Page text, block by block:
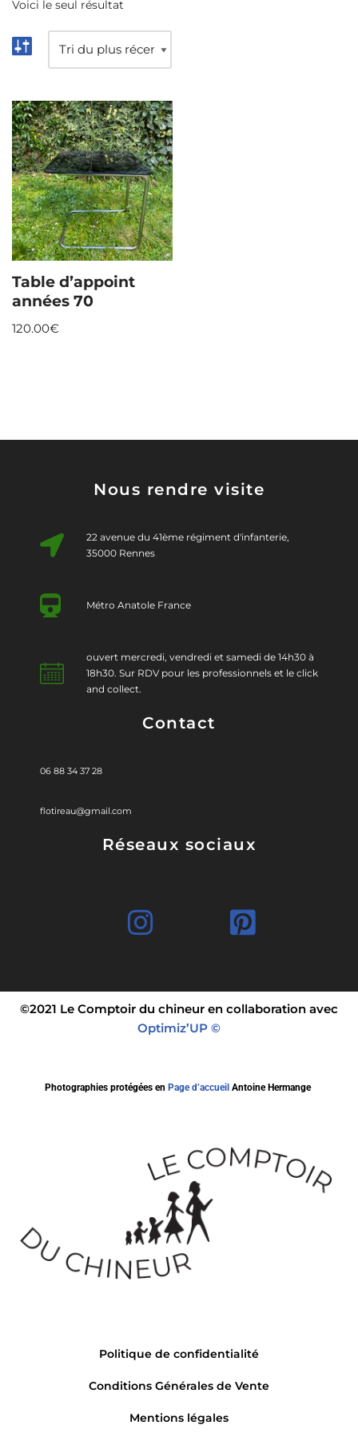
Voici le seul résultat
Table d’appoint
années 70
120.00€
Nous rendre visite
22 avenue du 41ème régiment d'infanterie,
35000 Rennes
Métro Anatole France
ouvert mercredi, vendredi et samedi de 14h30 à
18h30. Sur RDV pour les professionnels et le click
and collect.
Contact
06 88 34 37 28
flotireau@gmail.com
Réseaux sociaux
©2021 Le Comptoir du chineur en collaboration avec
Optimiz’UP ©
Photographies protégées en Page d’accueil Antoine Hermange
Politique de confidentialité
Conditions Générales de Vente
Mentions légales